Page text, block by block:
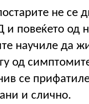
не се
и повеќето од
научиле да
од
се
и слично.